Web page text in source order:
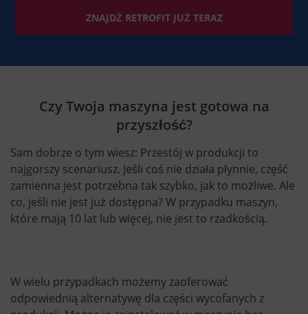
ZNAJDŹ RETROFIT JUŻ TERAZ
Czy Twoja maszyna jest gotowa na
przyszłość?
Sam dobrze o tym wiesz: Przestój w produkcji to
najgorszy scenariusz. Jeśli coś nie działa płynnie, część
zamienna jest potrzebna tak szybko, jak to możliwe. Ale
co, jeśli nie jest już dostępna? W przypadku maszyn,
które mają 10 lat lub więcej, nie jest to rzadkością.
W wielu przypadkach możemy zaoferować
odpowiednią alternatywę dla części wycofanych z